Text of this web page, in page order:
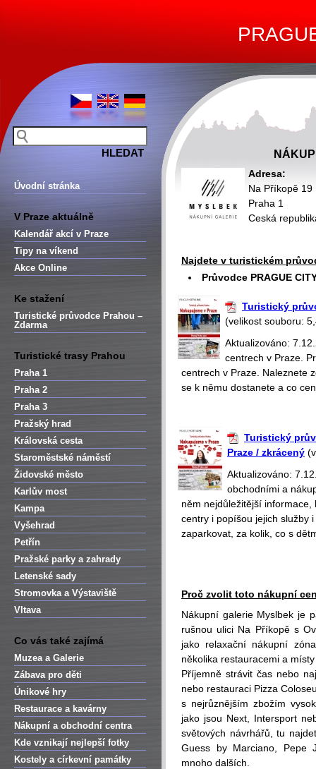
Úvodní stránka
V Praze aktuálně
Kalendář akcí v Praze
Tipy na víkend
Akce Online
Ke stažení
Turistické průvodce Prahou –
Zdarma
Turistické trasy Prahou
Praha 1
Praha 2
Praha 3
Pražský hrad
Královská cesta
Staroměstské náměstí
Židovské město
Karlův most
Kampa
Vyšehrad
Petřín
Pražské parky a zahrady
Letenské sady
Stromovka a Výstaviště
Vltava
Co vás také zajímá
Muzea a Galerie
Zábava pro děti
Únikové hry
Restaurace a kavárny
Nákupní a obchodní centra
Kde vznikají nejlepší fotky
Kostely a církevní památky
Adresa:
Na Příkopě 19
Praha 1
Ceská
Najdete v turistickém
Průvodce PRAGUE
Turistický
(velikost souboru:
Aktualizováno:
centrech v Praze.
centrech v Praze. Naleznete
se k němu dostanete a co
Turistický
Praze / zkrácený
Aktualizováno:
obchodními a
něm nejdůležitější
centry i popíšou jejich služby
zaparkovat, za kolik, co s
Proč zvolit toto nákupní
Nákupní galerie Myslbek je
rušnou ulici Na Příkopě s
jako relaxační nákupní
několika restauracemi a
Příjemně strávit čas nebo
nebo restauraci Pizza
s nejrůznějším zbožím
jako jsou Next, Intersport
světových návrhářů, tu
Guess by Marciano, Pepe
mnoho dalších.